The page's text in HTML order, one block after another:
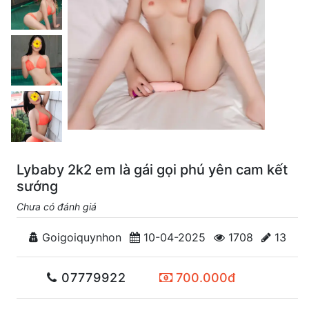
Lybaby 2k2 em là gái gọi phú yên cam kết
sướng
Chưa có đánh giá
Goigoiquynhon 10-04-2025 1708 13
07779922 700.000đ